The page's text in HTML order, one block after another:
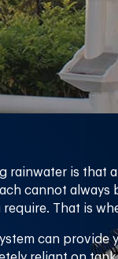
is that
cannot always
That is
can provide